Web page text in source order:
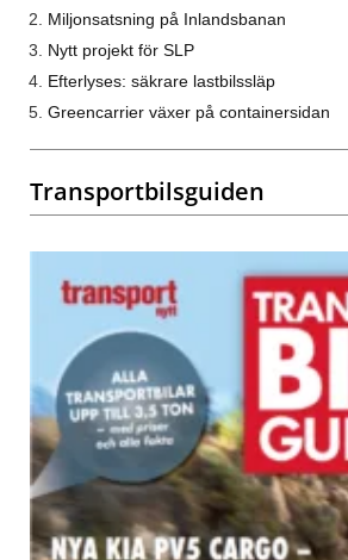
Miljonsatsning på Inlandsbanan
Nytt projekt för SLP
Efterlyses: säkrare lastbilssläp
Greencarrier växer på containersidan
Transportbilsguiden